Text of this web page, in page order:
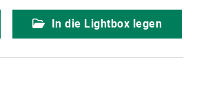
In die Lightbox legen